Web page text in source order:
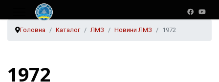
Головна Каталог ЛМЗ Новини ЛМЗ 1972
1972